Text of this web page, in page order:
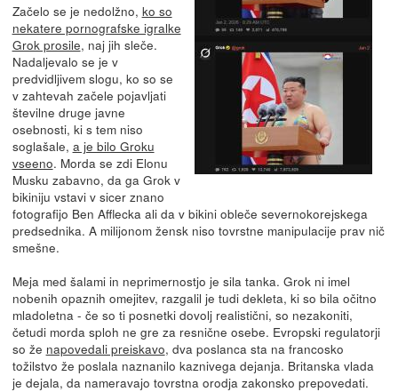
Začelo se je nedolžno, ko so
nekatere pornografske igralke
Grok prosile, naj jih sleče.
Nadaljevalo se je v
predvidljivem slogu, ko so se
v zahtevah začele pojavljati
številne druge javne
osebnosti, ki s tem niso
soglašale, a je bilo Groku
vseeno. Morda se zdi Elonu
Musku zabavno, da ga Grok v
bikiniju vstavi v sicer znano
fotografijo Ben Afflecka ali da v bikini obleče severnokorejskega
predsednika. A milijonom žensk niso tovrstne manipulacije prav nič
smešne.
Meja med šalami in neprimernostjo je sila tanka. Grok ni imel
nobenih opaznih omejitev, razgalil je tudi dekleta, ki so bila očitno
mladoletna - če so ti posnetki dovolj realistični, so nezakoniti,
četudi morda sploh ne gre za resnične osebe. Evropski regulatorji
so že napovedali preiskavo, dva poslanca sta na francosko
tožilstvo že poslala naznanilo kaznivega dejanja. Britanska vlada
je dejala, da nameravajo tovrstna orodja zakonsko prepovedati.